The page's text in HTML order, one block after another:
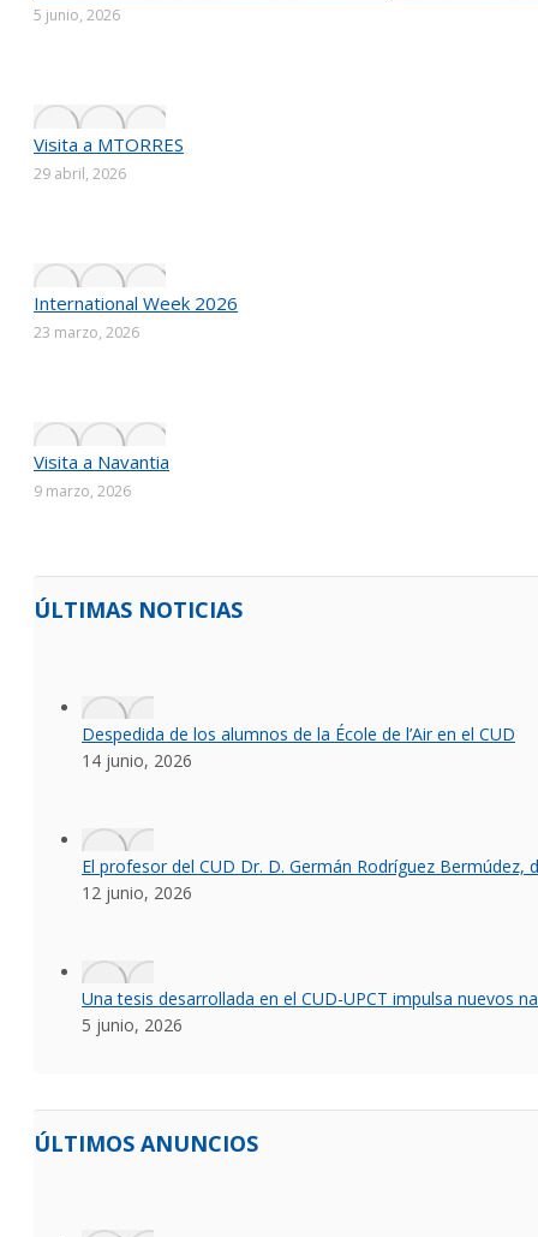
5 junio, 2026
Visita a MTORRES
29 abril, 2026
International Week 2026
23 marzo, 2026
Visita a Navantia
9 marzo, 2026
ÚLTIMAS NOTICIAS
Despedida de los alumnos de la École de l’Air en el CUD
14 junio, 2026
El profesor del CUD Dr. D. Germán Rodríguez
12 junio, 2026
Una tesis desarrollada en el CUD-UPCT impulsa nuevos
5 junio, 2026
ÚLTIMOS ANUNCIOS